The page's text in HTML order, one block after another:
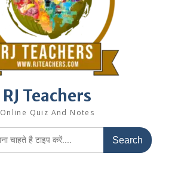
RJ Teachers
Online Quiz And Notes